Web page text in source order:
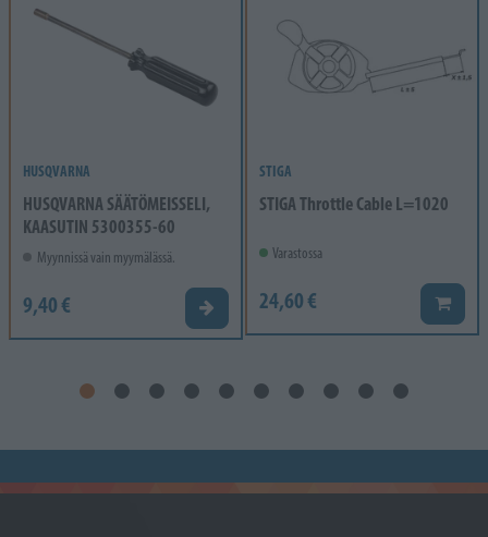
HUSQVARNA
HUSQVARNA SÄÄTÖMEISSELI,
KAASUTIN 5300355-60
Myynnissä vain myymälässä.
9,40 € Valitse vaihtoehto
STIGA
STIGA Throttle Cable L=1020
Varastossa
24,60 € Lisää